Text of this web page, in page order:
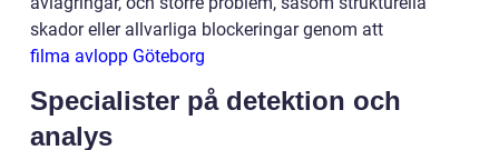
skador eller allvarliga blockeringar genom att
filma avlopp Göteborg
Specialister på detektion och
analys